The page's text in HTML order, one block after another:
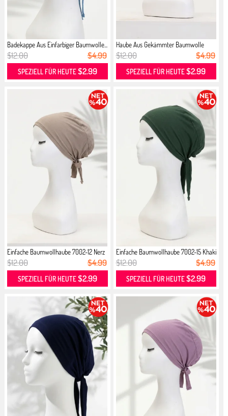
Badekappe Aus Einfarbiger Baumwolle...
$12.00 $4.99
SPEZIELL FÜR HEUTE$2.99
Haube Aus Gekämmter Baumwolle
7002-...
$12.00 $4.99
SPEZIELL FÜR HEUTE$2.99
Einfache Baumwollhaube 7002-12 Nerz
$12.00 $4.99
SPEZIELL FÜR HEUTE$2.99
Einfache Baumwollhaube 7002-15 Khaki
$12.00 $4.99
SPEZIELL FÜR HEUTE$2.99